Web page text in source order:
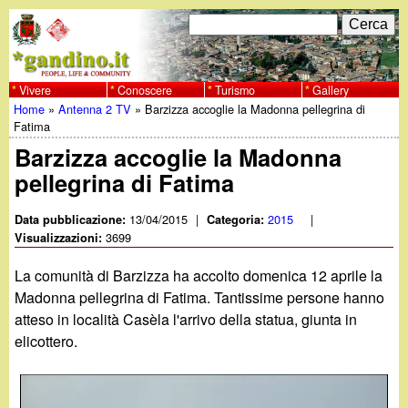
al
contenuto
principale
w
w
w
.
g
a
n
F
o
r
m
d
r
i
c
C
e
r
c
a
Vivere Conoscere Turismo Gallery
Tu
sei
qui
Home »Antenna 2 TV » Barzizza accoglie la Madonna pellegrina di
Fatima
Barzizza accoglie la Madonna
pellegrina di Fatima
Data pubblicazione: 13/04/2015 | Categoria:2015 |
Visualizzazioni:3699
La comunità di Barzizza ha accolto domenica 12 aprile la
Madonna pellegrina di Fatima. Tantissime persone hanno
atteso in località Casèla l'arrivo della statua, giunta in
elicottero.